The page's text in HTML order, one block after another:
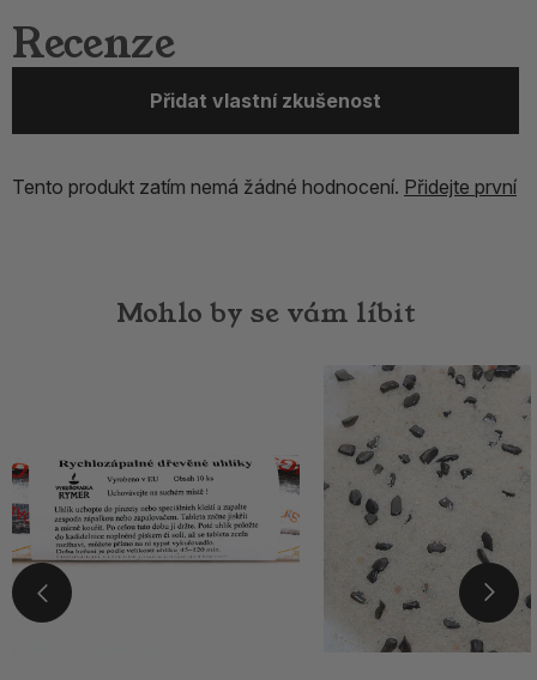
Recenze
Přidat vlastní zkušenost
Tento produkt zatím nemá žádné hodnocení. Přidejte první
Mohlo by se vám líbit